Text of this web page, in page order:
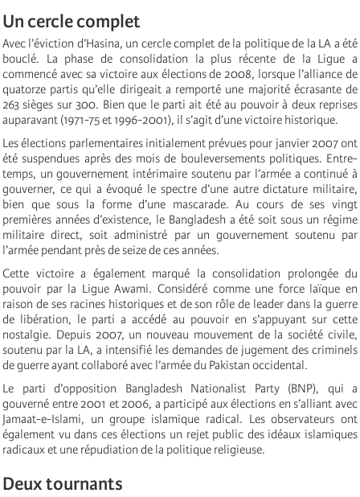
Un cercle complet
Avec l’éviction d’Hasina, un cercle complet de la politique de la LA a été
bouclé. La phase de consolidation la plus récente de la Ligue a
commencé avec sa victoire aux élections de 2008, lorsque l’alliance de
quatorze partis qu’elle dirigeait a remporté une majorité écrasante de
263 sièges sur 300. Bien que le parti ait été au pouvoir à deux reprises
auparavant (1971-75 et 1996-2001), il s’agit d’une victoire historique.
Les élections parlementaires initialement prévues pour janvier 2007 ont
été suspendues après des mois de bouleversements politiques. Entre-
temps, un gouvernement intérimaire soutenu par l’armée a continué à
gouverner, ce qui a évoqué le spectre d’une autre dictature militaire,
bien que sous la forme d’une mascarade. Au cours de ses vingt
premières années d’existence, le Bangladesh a été soit sous un régime
militaire direct, soit administré par un gouvernement soutenu par
l’armée pendant près de seize de ces années.
Cette victoire a également marqué la consolidation prolongée du
pouvoir par la Ligue Awami. Considéré comme une force laïque en
raison de ses racines historiques et de son rôle de leader dans la guerre
de libération, le parti a accédé au pouvoir en s’appuyant sur cette
nostalgie. Depuis 2007, un nouveau mouvement de la société civile,
soutenu par la LA, a intensifié les demandes de jugement des criminels
de guerre ayant collaboré avec l’armée du Pakistan occidental.
Le parti d’opposition Bangladesh Nationalist Party (BNP), qui a
gouverné entre 2001 et 2006, a participé aux élections en s’alliant avec
Jamaat-e-Islami, un groupe islamique radical. Les observateurs ont
également vu dans ces élections un rejet public des idéaux islamiques
radicaux et une répudiation de la politique religieuse.
Deux tournants